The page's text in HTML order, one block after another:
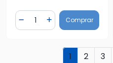
Diminuir Quantidade
Quantidade
Adicionar Quantidade
Comprar
1 2 3